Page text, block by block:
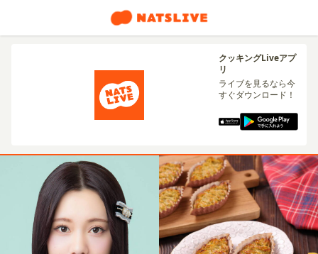
クッキングLiveアプ
リ
ライブを見るなら今
すぐダウンロード！